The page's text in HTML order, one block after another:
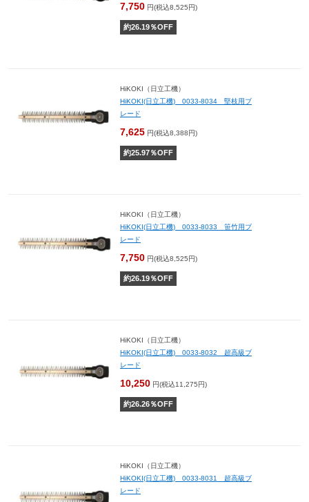
7,750 円(税込8,525円)
約26.19％OFF
HiKOKI（日立工機）
HiKOKI(日立工機) 0033-8034 堅枝用ブ
レード
7,625 円(税込8,388円)
約25.97％OFF
HiKOKI（日立工機）
HiKOKI(日立工機) 0033-8033 笹竹用ブ
レード
7,750 円(税込8,525円)
約26.19％OFF
HiKOKI（日立工機）
HiKOKI(日立工機) 0033-8032 超高級ブ
レード
10,250 円(税込11,275円)
約26.26％OFF
HiKOKI（日立工機）
HiKOKI(日立工機) 0033-8031 超高級ブ
レード